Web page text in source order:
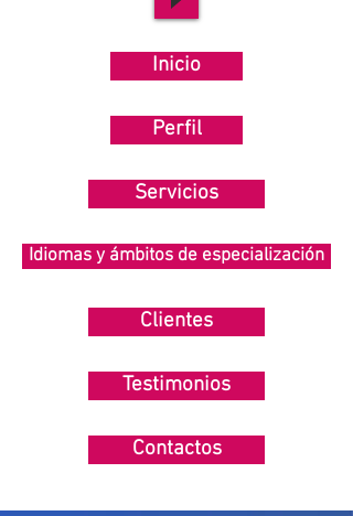
Inicio
Perfil
Servicios
Idiomas y ámbitos de especialización
Clientes
Testimonios
Contactos